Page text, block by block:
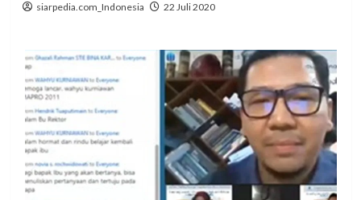
siarpedia.com_Indonesia 22 Juli 2020